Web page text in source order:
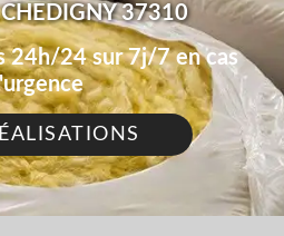
37310
24h/24 sur 7j/7 en cas